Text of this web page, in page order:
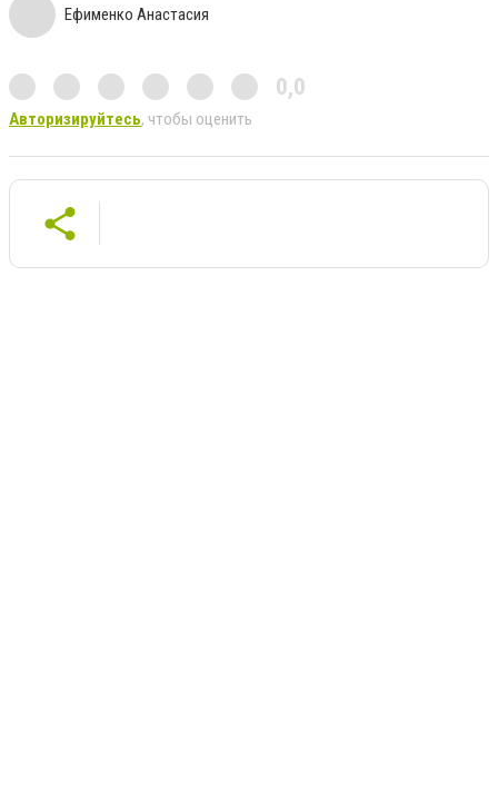
Ефименко Анастасия
0,0
Авторизируйтесь, чтобы оценить